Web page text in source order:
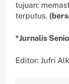
tujuan:
terputus.
*Jurnalis
Editor: Jufri